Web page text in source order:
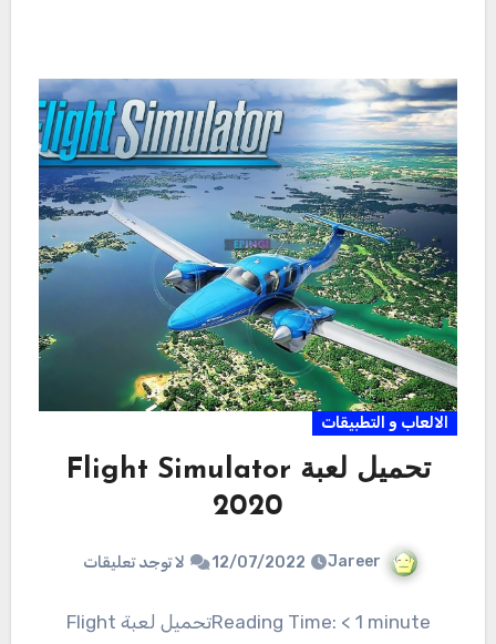
الالعاب و التطبيقات
تحميل لعبة Flight Simulator
2020
Jareer
12/07/2022 لا توجد تعليقات
Reading Time: < 1 minuteتحميل لعبة Flight